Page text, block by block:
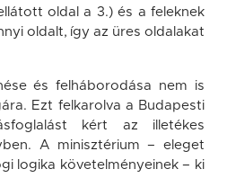
oldal a 3.) és a feleknek
oldalt, így az üres oldalakat
és felháborodása nem is
Ezt felkarolva a Budapesti
kért az illetékes
A minisztérium – eleget
logika követelményeinek – ki